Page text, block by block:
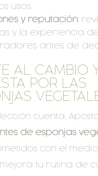
usos.
y reputación:
y la experiencia
antes de
AL CAMBIO
POR LAS
cuenta.
de esponjas
con el
mejora tu rutina de